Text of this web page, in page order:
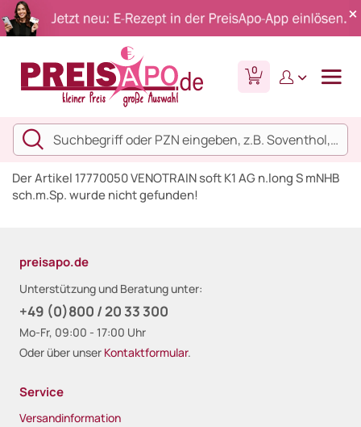
0
Der Artikel 17770050 VENOTRAIN soft K1 AG n.long S mNHB
sch.m.Sp. wurde nicht gefunden!
preisapo.de
Unterstützung und Beratung unter:
+49 (0)800 / 20 33 300
Mo-Fr, 09:00 - 17:00 Uhr
Oder über unser Kontaktformular.
Service
Versandinformation